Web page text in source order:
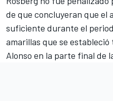
de que concluyeran que el
suficiente durante el
amarillas que se
Alonso en la parte final de